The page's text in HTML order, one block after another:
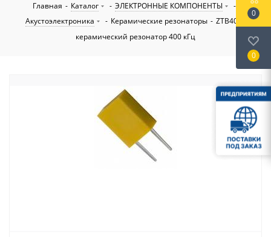
Главная - Каталог - ЭЛЕКТРОННЫЕ КОМПОНЕНТЫ
-
Акустоэлектроника
- Керамические резонаторы - ZTB400P
керамический резонатор 400 кГц
0
0